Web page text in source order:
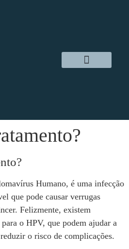
Humano, é uma infecção
que pode causar verrugas
Felizmente, existem
o HPV, que podem ajudar a
o risco de complicações.